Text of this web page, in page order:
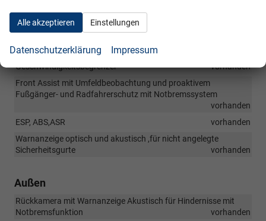
Verkehrszeichenerkennung
XDS elektronische Differenzialsteuerung
Elektronische Geschwindigkeitsregelanlage ist die neueste
Technologie von einem Tempomat, mit
Geschwindigkeitsbegrenzer
vorhanden
Front Assist mit Umfeldbeobachtung und proaktivem
Fußgänger- und Radfahrerschutz mit Notbremssystem
vorhanden
ESP, ABS,ASR
vorhanden
Warnanzeige optisch und akustisch ,für nicht angelegte
Sicherheitsgurte
vorhanden
Außen
Rückkamera mit Warnanzeige Akustisch für Hindernisse mit
Notbremsfunktion
vorhanden
Alle akzeptieren Einstellungen
Datenschutzerklärung Impressum